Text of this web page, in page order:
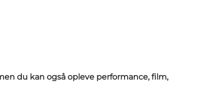
du kan også opleve performance, film,